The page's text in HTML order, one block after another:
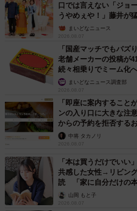
口では言えない「ジョ
うやめぇや！」藤井が
ん】まいどなニュース
2026.08.07
「国産マッチでもバズ
老舗メーカーの投稿が
続々相乗りでミーム化
まいどなニュース調査部
2026.08.07
「即座に案内すること
ンの入り口に大きな注
からの予約を拒否する
中将 タカノリ
2026.08.07
「本は買うだけでいい
共感した女性→リビン
読 「家に自分だけの本
山岡 もと子
2026.08.07